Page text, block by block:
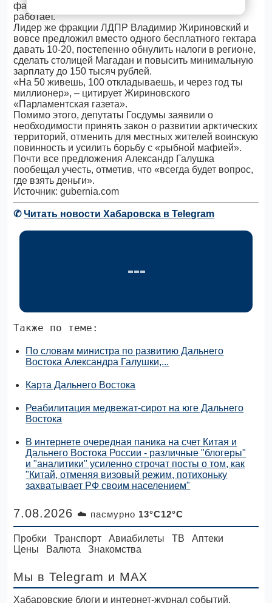
фактически эта льгота в ее нынешнем виде не
работает.
Лидер же фракции ЛДПР Владимир Жириновский и
вовсе предложил вместо одного бесплатного гектара
давать 10-20, постепенно обнулить налоги в регионе,
сделать столицей Магадан и повысить минимальную
зарплату до 150 тысяч рублей.
«На 50 живешь, 100 откладываешь, и через год ты
миллионер», – цитирует Жириновского
«Парламентская газета».
Помимо этого, депутаты Госдумы заявили о
необходимости принять закон о развитии арктических
территорий, отменить для местных жителей воинскую
повинность и усилить борьбу с «рыбной мафией».
Почти все предложения Александр Галушка
пообещал учесть, отметив, что «всегда будет вопрос,
где взять деньги».
Источник: gubernia.com
✆Читать новости Хабаровска в Telegram
Также по теме:
По словам министра по развитию Дальнего
Востока Александра Галушки,...
Карта Дальнего Востока
Реабилитация медвежат-сирот на юге Дальнего
Востока
В интернете очередная паника на счет Китая и
Дальнего Востока России - различные "блогеры"
и "аналитики" усиленно строчат посты о том, как
"Китай, отменяя визовый режим, потихоньку
захватывает РФ своим населением"
7.08.2026 ☁️ пасмурно 13°C12°C
Пробки Транспорт Авиабилеты ТВ
Аптеки
Цены
Валюта Знакомства
Мы в Telegram и MAX
Хабаровские блоги и интернет-журнал событий,